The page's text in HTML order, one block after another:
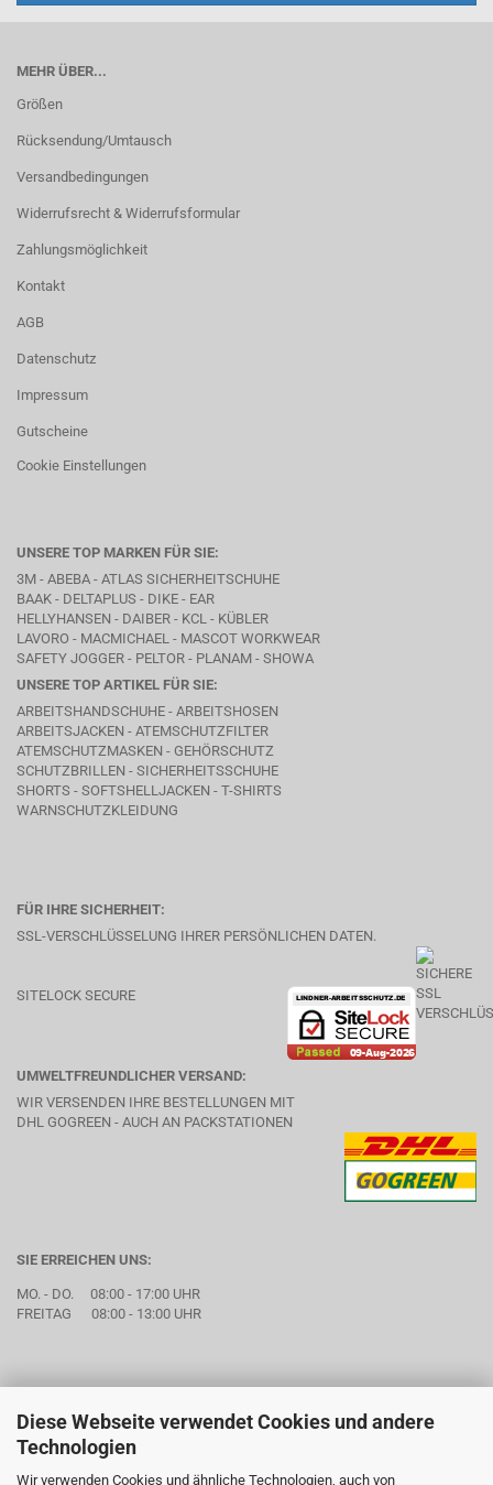
Diese Webseite verwendet Cookies und andere
Technologien
Wir verwenden Cookies und ähnliche Technologien, auch von
MEHR ÜBER...
Größen
Rücksendung/Umtausch
Versandbedingungen
Widerrufsrecht & Widerrufsformular
Zahlungsmöglichkeit
Kontakt
AGB
Datenschutz
Impressum
Gutscheine
Cookie Einstellungen
UNSERE TOP MARKEN FÜR SIE:
3M - ABEBA - ATLAS SICHERHEITSCHUHE
BAAK - DELTAPLUS - DIKE - EAR
HELLYHANSEN - DAIBER - KCL - KÜBLER
LAVORO - MACMICHAEL - MASCOT WORKWEAR
SAFETY JOGGER - PELTOR - PLANAM - SHOWA
UNSERE TOP ARTIKEL FÜR SIE:
ARBEITSHANDSCHUHE - ARBEITSHOSEN
ARBEITSJACKEN - ATEMSCHUTZFILTER
ATEMSCHUTZMASKEN - GEHÖRSCHUTZ
SCHUTZBRILLEN - SICHERHEITSSCHUHE
SHORTS - SOFTSHELLJACKEN - T-SHIRTS
WARNSCHUTZKLEIDUNG
FÜR IHRE SICHERHEIT:
SSL-VERSCHLÜSSELUNG IHRER PERSÖNLICHEN DATEN.
SITELOCK SECURE
UMWELTFREUNDLICHER VERSAND:
WIR VERSENDEN IHRE BESTELLUNGEN MIT
DHL GOGREEN - AUCH AN PACKSTATIONEN
SIE ERREICHEN UNS:
MO. - DO. 08:00 - 17:00 UHR
FREITAG 08:00 - 13:00 UHR